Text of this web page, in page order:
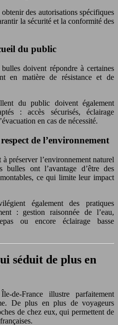
des autorisations spécifiques
la sécurité et la conformité des
du public
doivent répondre à certaines
en matière de résistance et de
du public doivent également
: accès sécurisés, éclairage
en cas de nécessité.
de l’environnement
préserver l’environnement naturel
bulles ont l’avantage d’être des
ce qui limite leur impact
également des pratiques
: gestion raisonnée de l’eau,
ou encore éclairage basse
séduit de plus en
de-France illustre parfaitement
De plus en plus de voyageurs
de chez eux, qui permettent de